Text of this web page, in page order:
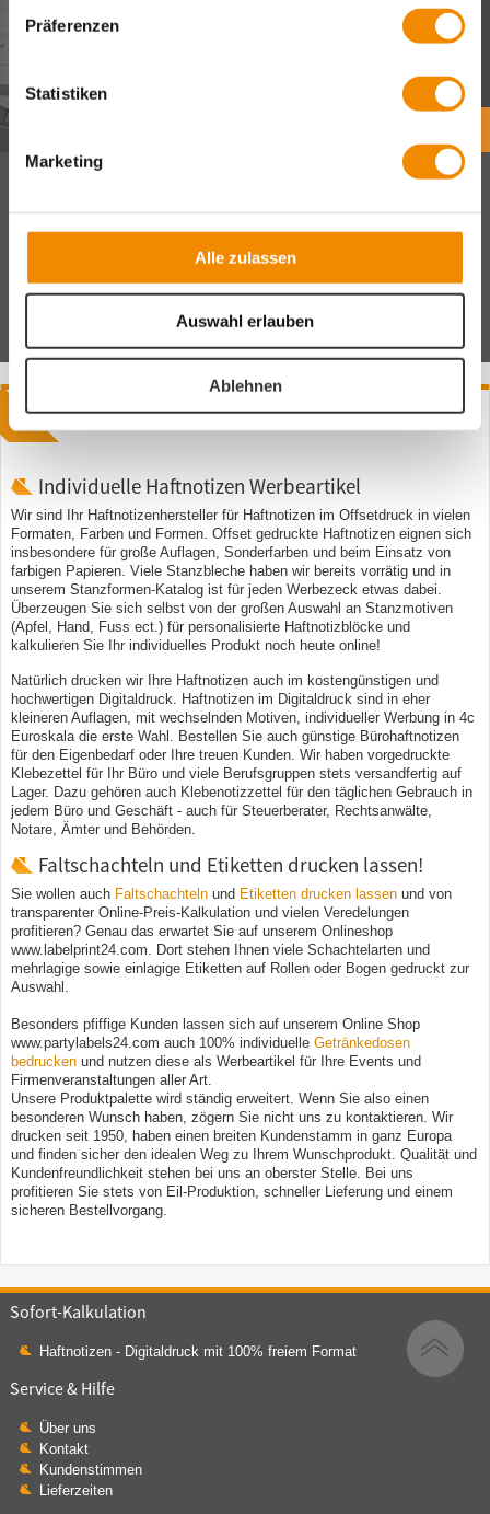
Präferenzen
Statistiken
Marketing
Alle zulassen
Auswahl erlauben
Ablehnen
Wir liefern per UPS oder Spedition.
Bei uns bezahlen Sie sicher
Viele Zahlungsmethoden und sichere
Haftnotizen bedrucken lassen
Individuelle Haftnotizen Werbeartikel
Wir sind Ihr Haftnotizenhersteller für Haftnotizen im Offsetdruck in vielen
Formaten, Farben und Formen. Offset gedruckte Haftnotizen eignen sich
insbesondere für große Auflagen, Sonderfarben und beim Einsatz von
farbigen Papieren. Viele Stanzbleche haben wir bereits vorrätig und in
unserem Stanzformen-Katalog ist für jeden Werbezeck etwas dabei.
Überzeugen Sie sich selbst von der großen Auswahl an Stanzmotiven
(Apfel, Hand, Fuss ect.) für personalisierte Haftnotizblöcke und
kalkulieren Sie Ihr individuelles Produkt noch heute online!
Natürlich drucken wir Ihre Haftnotizen auch im kostengünstigen und
hochwertigen Digitaldruck. Haftnotizen im Digitaldruck sind in eher
kleineren Auflagen, mit wechselnden Motiven, individueller Werbung in 4c
Euroskala die erste Wahl. Bestellen Sie auch günstige Bürohaftnotizen
für den Eigenbedarf oder Ihre treuen Kunden. Wir haben vorgedruckte
Klebezettel für Ihr Büro und viele Berufsgruppen stets versandfertig auf
Lager. Dazu gehören auch Klebenotizzettel für den täglichen Gebrauch in
jedem Büro und Geschäft - auch für Steuerberater, Rechtsanwälte,
Notare, Ämter und Behörden.
Faltschachteln und Etiketten drucken lassen!
Sie wollen auch Faltschachtelnund Etiketten drucken lassenund von
transparenter Online-Preis-Kalkulation und vielen Veredelungen
profitieren? Genau das erwartet Sie auf unserem Onlineshop
www.labelprint24.com. Dort stehen Ihnen viele Schachtelarten und
mehrlagige sowie einlagige Etiketten auf Rollen oder Bogen gedruckt zur
Auswahl.
Besonders pfiffige Kunden lassen sich auf unserem Online Shop
www.partylabels24.com auch 100% individuelle Getränkedosen
bedruckenund nutzen diese als Werbeartikel für Ihre Events und
Firmenveranstaltungen aller Art.
Unsere Produktpalette wird ständig erweitert. Wenn Sie also einen
besonderen Wunsch haben, zögern Sie nicht uns zu kontaktieren. Wir
drucken seit 1950, haben einen breiten Kundenstamm in ganz Europa
und finden sicher den idealen Weg zu Ihrem Wunschprodukt. Qualität und
Kundenfreundlichkeit stehen bei uns an oberster Stelle. Bei uns
profitieren Sie stets von Eil-Produktion, schneller Lieferung und einem
sicheren Bestellvorgang.
Sofort-Kalkulation
Haftnotizen - Digitaldruck mit 100% freiem Format
Service & Hilfe
Über uns
Kontakt
Kundenstimmen
Lieferzeiten